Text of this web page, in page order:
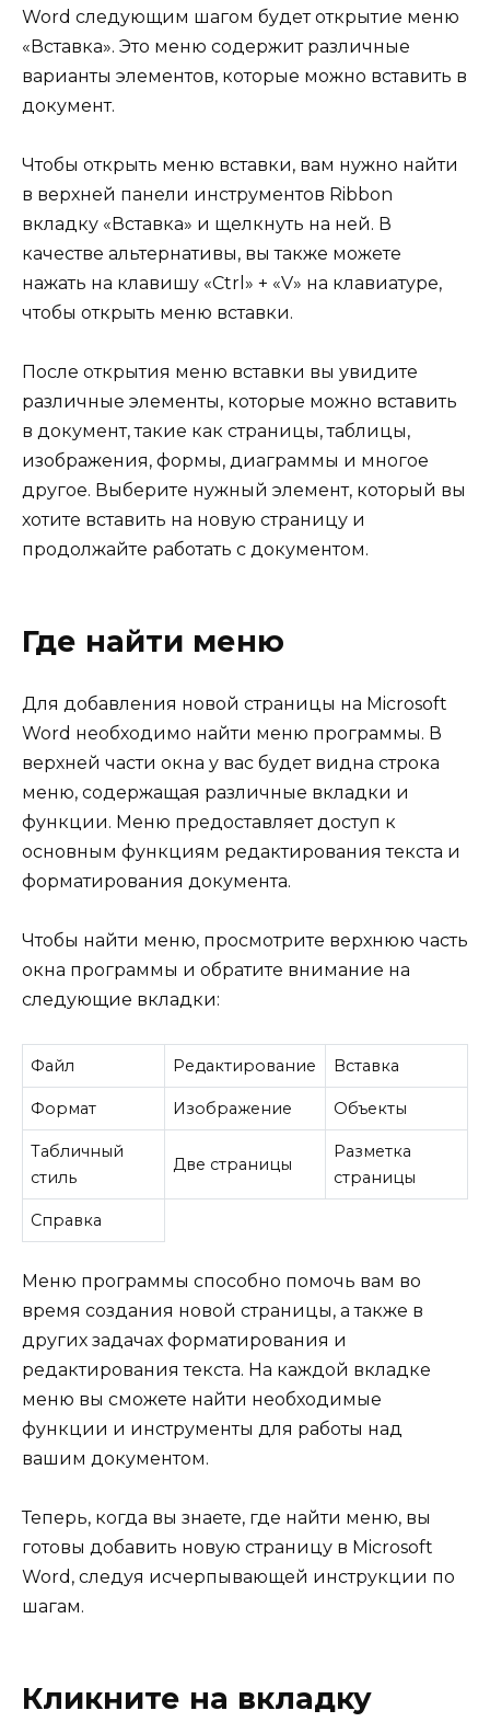
Word следующим шагом будет открытие меню
«Вставка». Это меню содержит различные
варианты элементов, которые можно вставить в
документ.
Чтобы открыть меню вставки, вам нужно найти
в верхней панели инструментов Ribbon
вкладку «Вставка» и щелкнуть на ней. В
качестве альтернативы, вы также можете
нажать на клавишу «Ctrl» + «V» на клавиатуре,
чтобы открыть меню вставки.
После открытия меню вставки вы увидите
различные элементы, которые можно вставить
в документ, такие как страницы, таблицы,
изображения, формы, диаграммы и многое
другое. Выберите нужный элемент, который вы
хотите вставить на новую страницу и
продолжайте работать с документом.
Где найти меню
Для добавления новой страницы на Microsoft
Word необходимо найти меню программы. В
верхней части окна у вас будет видна строка
меню, содержащая различные вкладки и
функции. Меню предоставляет доступ к
основным функциям редактирования текста и
форматирования документа.
Чтобы найти меню, просмотрите верхнюю часть
окна программы и обратите внимание на
следующие вкладки:
Файл Редактирование Вставка
Формат Изображение Объекты
Табличный
стиль
Две страницы
Разметка
страницы
Справка
Меню программы способно помочь вам во
время создания новой страницы, а также в
других задачах форматирования и
редактирования текста. На каждой вкладке
меню вы сможете найти необходимые
функции и инструменты для работы над
вашим документом.
Теперь, когда вы знаете, где найти меню, вы
готовы добавить новую страницу в Microsoft
Word, следуя исчерпывающей инструкции по
шагам.
Кликните на вкладку